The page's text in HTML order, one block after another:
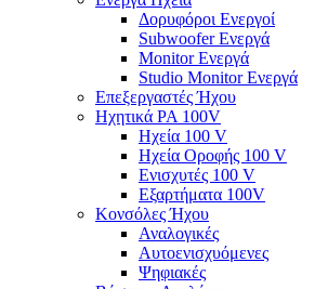
Δορυφόροι Ενεργοί
Subwoofer Ενεργά
Monitor Ενεργά
Studio Monitor Ενεργά
Επεξεργαστές Ήχου
Ηχητικά PA 100V
Ηχεία 100 V
Ηχεία Οροφής 100 V
Ενισχυτές 100 V
Εξαρτήματα 100V
Κονσόλες Ήχου
Αναλογικές
Αυτοενισχυόμενες
Ψηφιακές